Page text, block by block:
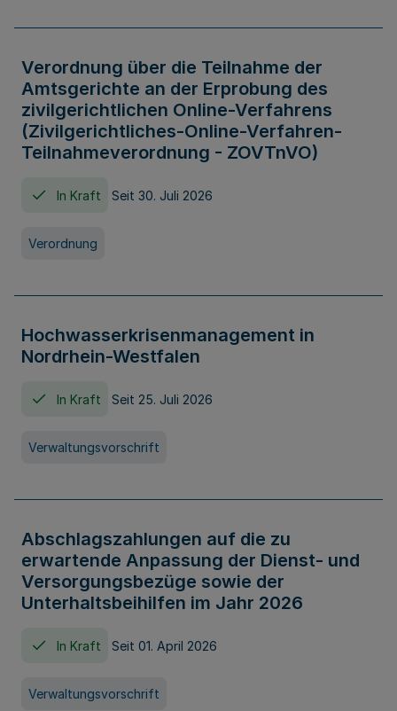
Verordnung über die Teilnahme der
Amtsgerichte an der Erprobung des
zivilgerichtlichen Online-Verfahrens
(Zivilgerichtliches-Online-Verfahren-
Teilnahmeverordnung - ZOVTnVO)
In Kraft Seit 30. Juli 2026
Verordnung
Hochwasserkrisenmanagement in
Nordrhein-Westfalen
In Kraft Seit 25. Juli 2026
Verwaltungsvorschrift
Abschlagszahlungen auf die zu
erwartende Anpassung der Dienst- und
Versorgungsbezüge sowie der
Unterhaltsbeihilfen im Jahr 2026
In Kraft Seit 01. April 2026
Verwaltungsvorschrift